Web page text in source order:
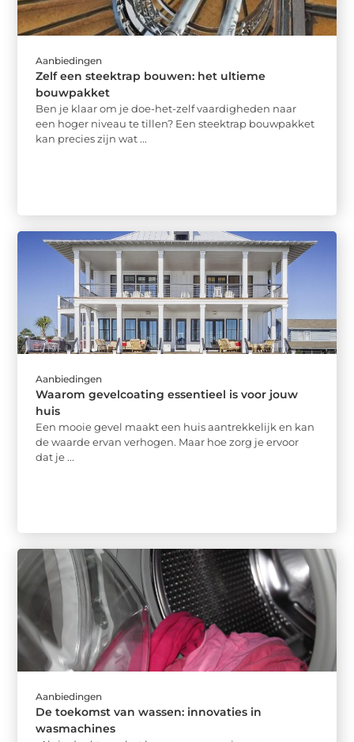
Aanbiedingen
Zelf een steektrap bouwen: het ultieme
bouwpakket
Ben je klaar om je doe-het-zelf vaardigheden naar
een hoger niveau te tillen? Een steektrap bouwpakket
kan precies zijn wat ...
Aanbiedingen
Waarom gevelcoating essentieel is voor jouw
huis
Een mooie gevel maakt een huis aantrekkelijk en kan
de waarde ervan verhogen. Maar hoe zorg je ervoor
dat je ...
Aanbiedingen
De toekomst van wassen: innovaties in
wasmachines